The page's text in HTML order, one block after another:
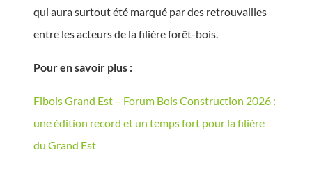
qui aura surtout été marqué par des retrouvailles
entre les acteurs de la filière forêt-bois.
Pour en savoir plus :
Fibois Grand Est – Forum Bois Construction 2026 :
une édition record et un temps fort pour la filière
du Grand Est